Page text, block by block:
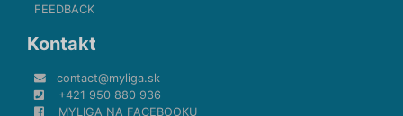
FEEDBACK
Kontakt
contact@myliga.sk
+421 950 880 936
MYLIGA NA FACEBOOKU